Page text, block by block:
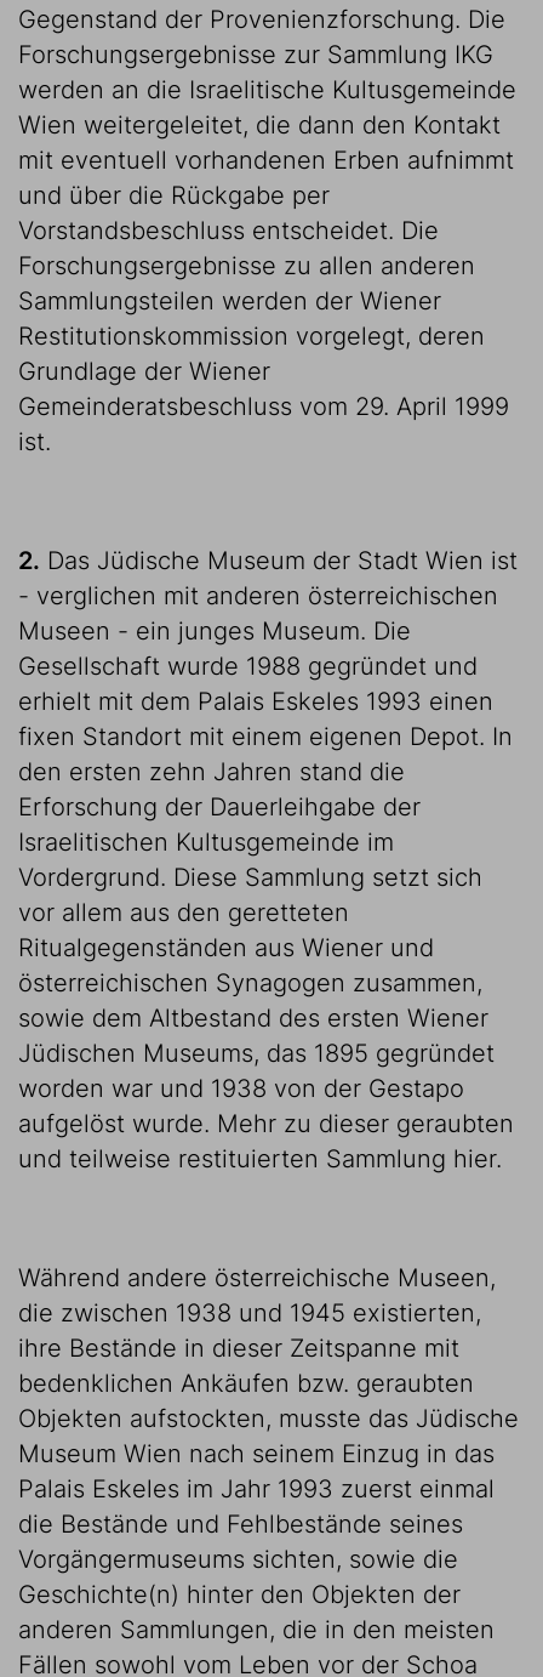
Gegenstand der Provenienzforschung. Die
Forschungsergebnisse zur Sammlung IKG
werden an die Israelitische Kultusgemeinde
Wien weitergeleitet, die dann den Kontakt
mit eventuell vorhandenen Erben aufnimmt
und über die Rückgabe per
Vorstandsbeschluss entscheidet. Die
Forschungsergebnisse zu allen anderen
Sammlungsteilen werden der Wiener
Restitutionskommission vorgelegt, deren
Grundlage der Wiener
Gemeinderatsbeschluss vom 29. April 1999
ist.
2. Das Jüdische Museum der Stadt Wien ist
- verglichen mit anderen österreichischen
Museen - ein junges Museum. Die
Gesellschaft wurde 1988 gegründet und
erhielt mit dem Palais Eskeles 1993 einen
fixen Standort mit einem eigenen Depot. In
den ersten zehn Jahren stand die
Erforschung der Dauerleihgabe der
Israelitischen Kultusgemeinde im
Vordergrund. Diese Sammlung setzt sich
vor allem aus den geretteten
Ritualgegenständen aus Wiener und
österreichischen Synagogen zusammen,
sowie dem Altbestand des ersten Wiener
Jüdischen Museums, das 1895 gegründet
worden war und 1938 von der Gestapo
aufgelöst wurde. Mehr zu dieser geraubten
und teilweise restituierten Sammlung hier.
Während andere österreichische Museen,
die zwischen 1938 und 1945 existierten,
ihre Bestände in dieser Zeitspanne mit
bedenklichen Ankäufen bzw. geraubten
Objekten aufstockten, musste das Jüdische
Museum Wien nach seinem Einzug in das
Palais Eskeles im Jahr 1993 zuerst einmal
die Bestände und Fehlbestände seines
Vorgängermuseums sichten, sowie die
Geschichte(n) hinter den Objekten der
anderen Sammlungen, die in den meisten
Fällen sowohl vom Leben vor der Schoa